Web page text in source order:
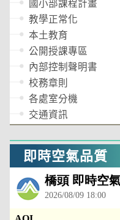
國小部課程計畫
教學正常化
本土教育
公開授課專區
內部控制聲明書
校務章則
各處室分機
交通資訊
即時空氣品質